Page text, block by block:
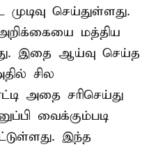
செய்துள்ளது.
மத்திய
இதை ஆய்வு செய்த
சில
அதை சரிசெய்து
வைக்கும்படி
இந்த